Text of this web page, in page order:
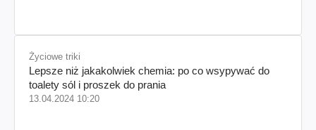
Życiowe triki
Lepsze niż jakakolwiek chemia: po co wsypywać do
toalety sól i proszek do prania
13.04.2024 10:20